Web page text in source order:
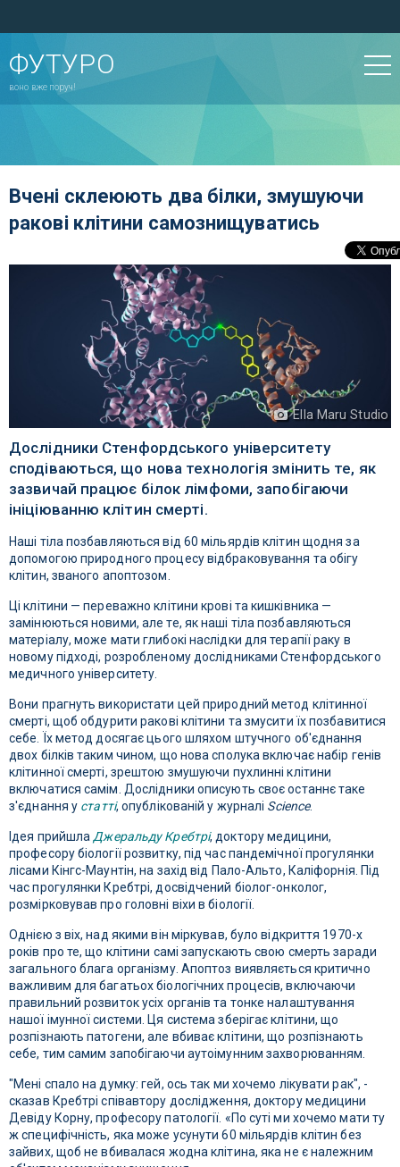
ФУТУРО
воно вже поруч!
Вчені склеюють два білки, змушуючи
ракові клітини самознищуватись
Ella Maru Studio
Дослідники Стенфордського університету
сподіваються, що нова технологія змінить те, як
зазвичай працює білок лімфоми, запобігаючи
ініціюванню клітин смерті.
Наші тіла позбавляються від 60 мільярдів клітин щодня за
допомогою природного процесу відбраковування та обігу
клітин, званого апоптозом.
Ці клітини — переважно клітини крові та кишківника —
замінюються новими, але те, як наші тіла позбавляються
матеріалу, може мати глибокі наслідки для терапії раку в
новому підході, розробленому дослідниками Стенфордського
медичного університету.
Вони прагнуть використати цей природний метод клітинної
смерті, щоб обдурити ракові клітини та змусити їх позбавитися
себе. Їх метод досягає цього шляхом штучного об'єднання
двох білків таким чином, що нова сполука включає набір генів
клітинної смерті, зрештою змушуючи пухлинні клітини
включатися самім. Дослідники описують своє останнє таке
з'єднання у статті, опублікованій у журналі Science.
Ідея прийшлаДжеральду Кребтрі, доктору медицини,
професору біології розвитку, під час пандемічної прогулянки
лісами Кінгс-Маунтін, на захід від Пало-Альто, Каліфорнія. Під
час прогулянки Кребтрі, досвідчений біолог-онколог,
розмірковував про головні віхи в біології.
Однією з віх, над якими він міркував, було відкриття 1970-х
років про те, що клітини самі запускають свою смерть заради
загального блага організму. Апоптоз виявляється критично
важливим для багатьох біологічних процесів, включаючи
правильний розвиток усіх органів та тонке налаштування
нашої імунної системи. Ця система зберігає клітини, що
розпізнають патогени, але вбиває клітини, що розпізнають
себе, тим самим запобігаючи аутоімунним захворюванням.
"Мені спало на думку: гей, ось так ми хочемо лікувати рак", -
сказав Кребтрі співавтору дослідження, доктору медицини
Девіду Корну, професору патології. «По суті ми хочемо мати ту
ж специфічність, яка може усунути 60 мільярдів клітин без
зайвих, щоб не вбивалася жодна клітина, яка не є належним